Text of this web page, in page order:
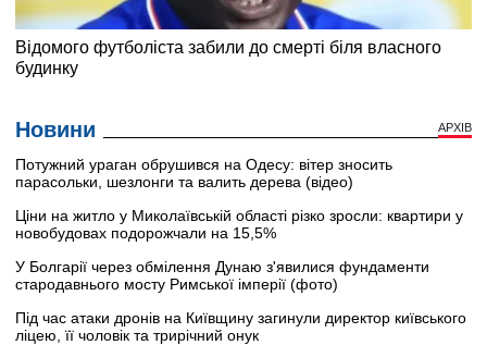
Новини АРХІВ
Потужний ураган обрушився на Одесу: вітер зносить
парасольки, шезлонги та валить дерева (відео)
Ціни на житло у Миколаївській області різко зросли: квартири у
новобудовах подорожчали на 15,5%
У Болгарії через обмілення Дунаю з'явилися фундаменти
стародавнього мосту Римської імперії (фото)
Під час атаки дронів на Київщину загинули директор київського
ліцею, її чоловік та трирічний онук